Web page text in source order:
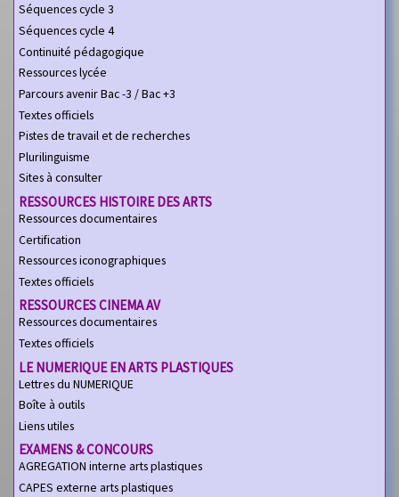
Séquences cycle 3
Séquences cycle 4
Continuité pédagogique
Ressources lycée
Parcours avenir Bac -3 / Bac +3
Textes officiels
Pistes de travail et de recherches
Plurilinguisme
Sites à consulter
RESSOURCES HISTOIRE DES ARTS
Ressources documentaires
Certification
Ressources iconographiques
Textes officiels
RESSOURCES CINEMA AV
Ressources documentaires
Textes officiels
LE NUMERIQUE EN ARTS PLASTIQUES
Lettres du NUMERIQUE
Boîte à outils
Liens utiles
EXAMENS & CONCOURS
AGREGATION interne arts plastiques
CAPES externe arts plastiques